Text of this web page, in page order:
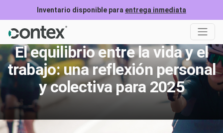
Inventario disponible para entrega inmediata
El equilibrio entre la vida y el
trabajo: una reflexión personal
y colectiva para 2025